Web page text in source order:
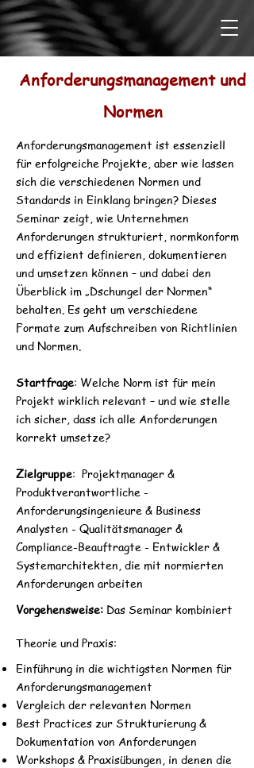
Anforderungsmanagement und
Normen
Anforderungsmanagement ist essenziell
für erfolgreiche Projekte, aber wie lassen
sich die verschiedenen Normen und
Standards in Einklang bringen? Dieses
Seminar zeigt, wie Unternehmen
Anforderungen strukturiert, normkonform
und effizient definieren, dokumentieren
und umsetzen können – und dabei den
Überblick im „Dschungel der Normen“
behalten. Es geht um verschiedene
Formate zum Aufschreiben von Richtlinien
und Normen.
Startfrage: Welche Norm ist für mein
Projekt wirklich relevant – und wie stelle
ich sicher, dass ich alle Anforderungen
korrekt umsetze?
Zielgruppe: Projektmanager &
Produktverantwortliche -
Anforderungsingenieure & Business
Analysten - Qualitätsmanager &
Compliance-Beauftragte - Entwickler &
Systemarchitekten, die mit normierten
Anforderungen arbeiten
Vorgehensweise: Das Seminar kombiniert
Theorie und Praxis:
Einführung in die wichtigsten Normen für
Anforderungsmanagement
Vergleich der relevanten Normen
Best Practices zur Strukturierung &
Dokumentation von Anforderungen
Workshops & Praxisübungen, in denen die